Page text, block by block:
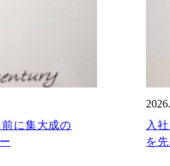
に集大成の
入
を